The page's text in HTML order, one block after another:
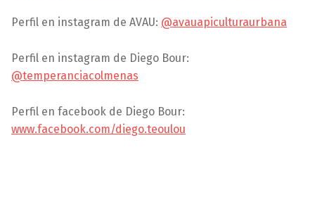
Perfil en instagram de AVAU: @avauapiculturaurbana
Perfil en instagram de Diego Bour:
@temperanciacolmenas
Perfil en facebook de Diego Bour:
www.facebook.com/diego.teoulou